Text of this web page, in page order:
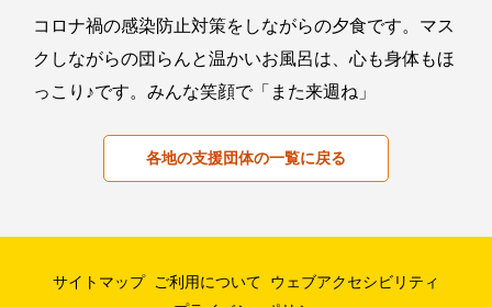
コロナ禍の感染防止対策をしながらの夕食です。マス
クしながらの団らんと温かいお風呂は、心も身体もほ
っこり♪です。みんな笑顔で「また来週ね」
各地の支援団体の一覧に戻る
サイトマップ ご利用について
ウェブアクセシビリティ